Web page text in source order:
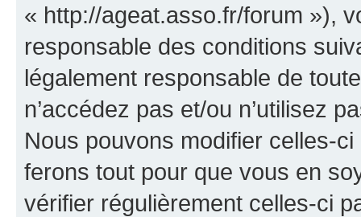
« http://ageat.asso.fr/forum »),
responsable des conditions
légalement responsable de
n’accédez pas et/ou n’utilisez
Nous pouvons modifier celles-
ferons tout pour que vous en
vérifier régulièrement celles-ci